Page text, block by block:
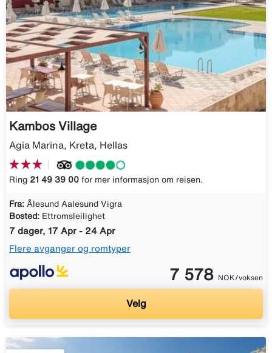
Kambos Village
Agia Marina, Kreta, Hellas
Ring 21 49 39 00 for mer informasjon om reisen.
Fra: Ålesund Aalesund Vigra
Bosted: Ettromsleilighet
7 dager, 17 Apr - 24 Apr
Flere avganger og romtyper
7 578 NOK/voksen
Velg